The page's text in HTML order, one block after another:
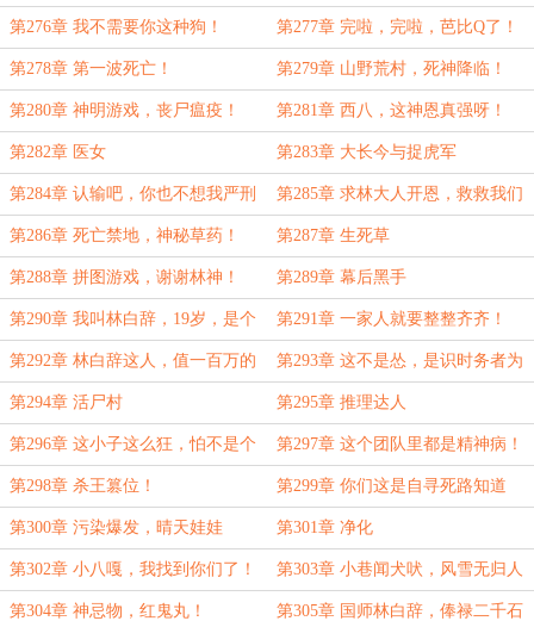
第276章 我不需要你这种狗！ 第277章 完啦，完啦，芭比Q了！
第278章 第一波死亡！ 第279章 山野荒村，死神降临！
第280章 神明游戏，丧尸瘟疫！ 第281章 西八，这神恩真强呀！
第282章 医女 第283章 大长今与捉虎军
第284章 认输吧，你也不想我严刑
拷问这名医女吧？
第285章 求林大人开恩，救救我们
高丽的百姓吧？
第286章 死亡禁地，神秘草药！ 第287章 生死草
第288章 拼图游戏，谢谢林神！ 第289章 幕后黑手
第290章 我叫林白辞，19岁，是个
饿人！
第291章 一家人就要整整齐齐！
第292章 林白辞这人，值一百万的
头香！
第293章 这不是怂，是识时务者为
俊杰！
第294章 活尸村 第295章 推理达人
第296章 这小子这么狂，怕不是个
龙级吧？
第297章 这个团队里都是精神病！
第298章 杀王篡位！ 第299章 你们这是自寻死路知道
吗？
第300章 污染爆发，晴天娃娃 第301章 净化
第302章 小八嘎，我找到你们了！ 第303章 小巷闻犬吠，风雪无归人
第304章 神忌物，红鬼丸！ 第305章 国师林白辞，俸禄二千石